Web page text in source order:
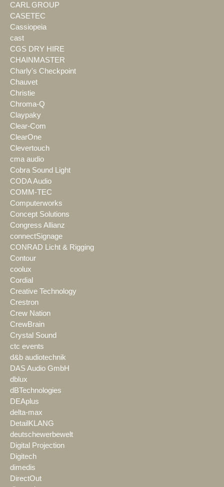
CARL GROUP
CASETEC
Cassiopeia
cast
CGS DRY HIRE
CHAINMASTER
Charly's Checkpoint
Chauvet
Christie
Chroma-Q
Claypaky
Clear-Com
ClearOne
Clevertouch
cma audio
Cobra Sound Light
CODA Audio
COMM-TEC
Computerworks
Concept Solutions
Congress Allianz
connectSignage
CONRAD Licht & Rigging
Contour
coolux
Cordial
Creative Technology
Crestron
Crew Nation
CrewBrain
Crystal Sound
ctc events
d&b audiotechnik
DAS Audio GmbH
dblux
dBTechnologies
DEAplus
delta-max
DetailKLANG
deutschewerbewelt
Digital Projection
Digitech
dimedis
DirectOut